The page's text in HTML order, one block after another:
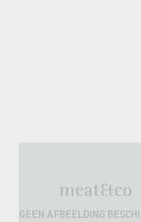
meat&co
GEEN AFBEELDING